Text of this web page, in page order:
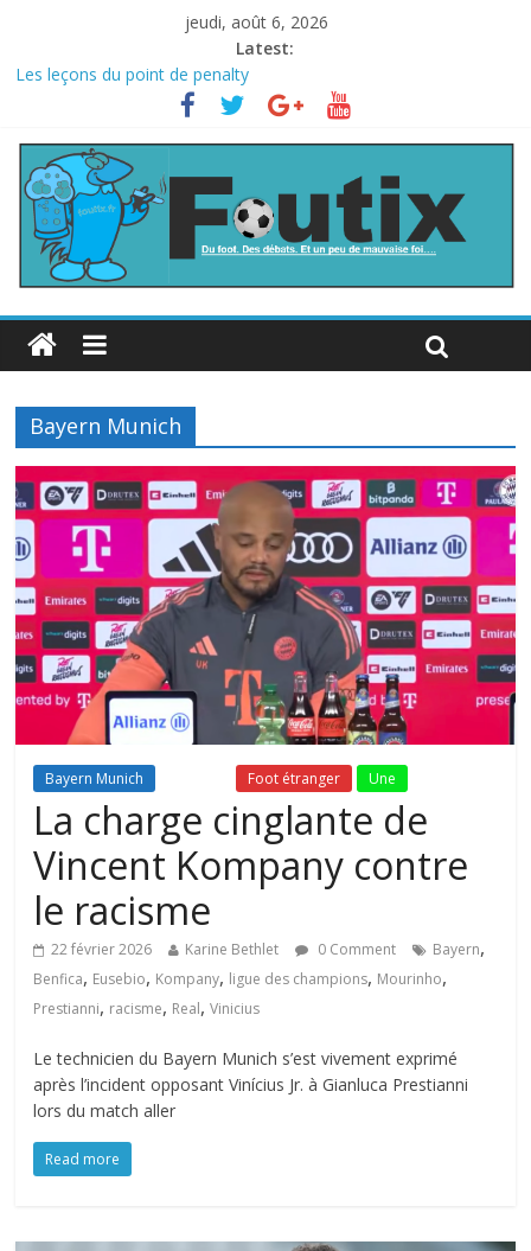
jeudi, août 6, 2026
Latest:
Les leçons du point de penalty
Le football italien retombe dans le chaos
La FIFA veut vendre une part de la Coupe du monde à des fonds
privés, la planète football s’insurge
Les curiosités de la Coupe du monde
L’Inde et la Chine, trop mauvais au football ?
Bayern Munich
Bayern Munich Foot étranger Une
La charge cinglante de
Vincent Kompany contre
le racisme
22 février 2026 Karine Bethlet 0 Comment Bayern,
Benfica, Eusebio, Kompany, ligue des champions, Mourinho,
Prestianni, racisme, Real,Vinicius
Le technicien du Bayern Munich s’est vivement exprimé
après l’incident opposant Vinícius Jr. à Gianluca Prestianni
lors du match aller
Read more